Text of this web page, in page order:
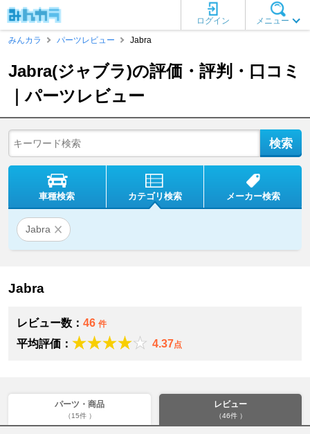
メニュー
ログイン
みんカラ
パーツレビュー Jabra
Jabra(ジャブラ)の評価・評判・口コミ
｜パーツレビュー
車種検索 カテゴリ検索 メーカー検索
Jabra
Jabra
レビュー数： 46 件
平均評価： 4.37点
パーツ・商品
（15件 ）
レビュー
（46件 ）